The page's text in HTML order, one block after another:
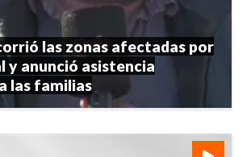
las zonas afectadas por
y anunció asistencia
las familias